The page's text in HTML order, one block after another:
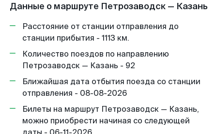
Данные о маршруте Петрозаводск — Казань
Расстояние от станции отправления до
станции прибытия - 1113 км.
Количество поездов по направлению
Петрозаводск — Казань - 92
Ближайшая дата отбытия поезда со станции
отправления - 08-08-2026
Билеты на маршрут Петрозаводск — Казань,
можно приобрести начиная со следующей